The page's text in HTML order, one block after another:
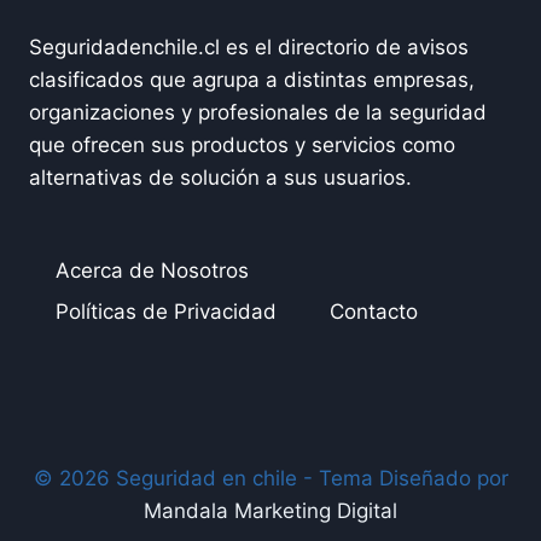
Seguridadenchile.cl es el directorio de avisos
clasificados que agrupa a distintas empresas,
organizaciones y profesionales de la seguridad
que ofrecen sus productos y servicios como
alternativas de solución a sus usuarios.
Acerca de Nosotros
Políticas de Privacidad
Contacto
© 2026 Seguridad en chile - Tema Diseñado por
Mandala Marketing Digital